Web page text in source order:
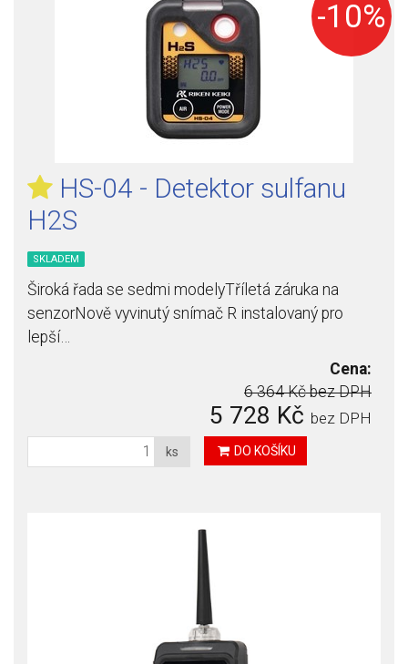
-10%
HS-04 - Detektor sulfanu
H2S
SKLADEM
Široká řada se sedmi modelyTříletá záruka na
senzorNově vyvinutý snímač R instalovaný pro
lepší…
Cena:
6 364 Kčbez DPH
5 728 Kč bez DPH
ks DO KOŠÍKU